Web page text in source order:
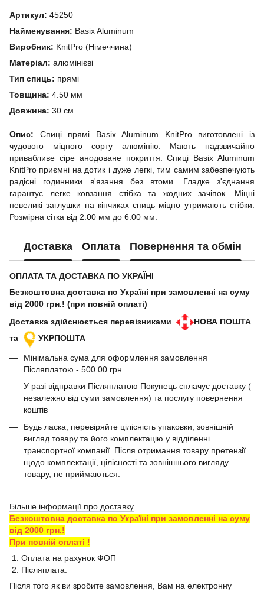
Артикул: 45250
Найменування: Basix Aluminum
Виробник: KnitPro (Німеччина)
Матеріал: алюмінієві
Тип спиць: прямі
Товщина: 4.50 мм
Довжина: 30 см
Опис: Спиці прямі Basix Aluminum KnitPro виготовлені із
чудового міцного сорту алюмінію. Мають надзвичайно
привабливе сіре анодоване покриття. Спиці Basix Aluminum
KnitPro приємні на дотик і дуже легкі, тим самим забезпечують
радісні годинники в'язання без втоми. Гладке з'єднання
гарантує легке ковзання стібка та жодних зачіпок. Міцні
невеликі заглушки на кінчиках спиць міцно утримають стібки.
Розмірна сітка від 2.00 мм до 6.00 мм.
Доставка Оплата Повернення та обмін
ОПЛАТА ТА ДОСТАВКА ПО УКРАЇНІ
Безкоштовна доставка по Україні при замовленні на суму
від 2000 грн.! (при повній оплаті)
Доставка здійснюється перевізниками
НОВА ПОШТА
та
УКРПОШТА
Мінімальна сума для оформлення замовлення
Післяплатою - 500.00 грн
У разі відправки Післяплатою Покупець сплачує доставку (
незалежно від суми замовлення) та послугу повернення
коштів
Будь ласка, перевіряйте цілісність упаковки, зовнішній
вигляд товару та його комплектацію у відділенні
транспортної компанії. Після отримання товару претензії
щодо комплектації, цілісності та зовнішнього вигляду
товару, не приймаються.
Більше інформації про доставку
Безкоштовна доставка по Україні при замовленні на суму
від 2000 грн.!
При повній оплаті !
1. Оплата на рахунок ФОП
2. Післяплата.
Після того як ви зробите замовлення, Вам на електронну